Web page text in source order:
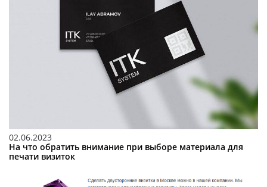
02.06.2023
На что обратить внимание при выборе материала для
печати визиток